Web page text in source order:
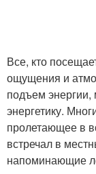
Все, кто
ощущения и
подъем
энергетику.
пролетающее в
встречал в
напоминающие